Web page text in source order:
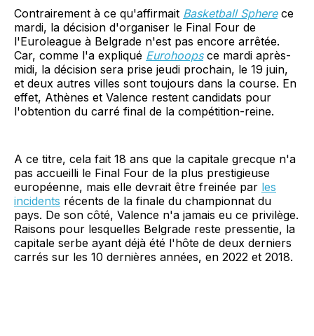
Contrairement à ce qu'affirmait Basketball Spherece
mardi, la décision d'organiser le Final Four de
l'Euroleague à Belgrade n'est pas encore arrêtée.
Car, comme l'a expliqué Eurohoopsce mardi après-
midi, la décision sera prise jeudi prochain, le 19 juin,
et deux autres villes sont toujours dans la course. En
effet, Athènes et Valence restent candidats pour
l'obtention du carré final de la compétition-reine.
A ce titre, cela fait 18 ans que la capitale grecque n'a
pas accueilli le Final Four de la plus prestigieuse
européenne, mais elle devrait être freinée par les
incidents récents de la finale du championnat du
pays. De son côté, Valence n'a jamais eu ce privilège.
Raisons pour lesquelles Belgrade reste pressentie, la
capitale serbe ayant déjà été l'hôte de deux derniers
carrés sur les 10 dernières années, en 2022 et 2018.